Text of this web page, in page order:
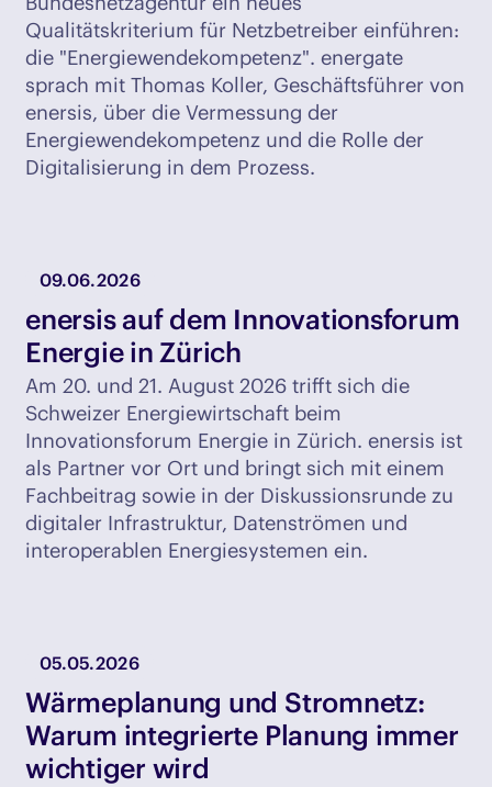
Qualitätskriterium für Netzbetreiber einführen:
die "Energiewendekompetenz". energate
sprach mit Thomas Koller, Geschäftsführer von
enersis, über die Vermessung der
Energiewendekompetenz und die Rolle der
Digitalisierung in dem Prozess.
09.06.2026
enersis auf dem Innovationsforum
Energie in Zürich
Am 20. und 21. August 2026 trifft sich die
Schweizer Energiewirtschaft beim
Innovationsforum Energie in Zürich. enersis ist
als Partner vor Ort und bringt sich mit einem
Fachbeitrag sowie in der Diskussionsrunde zu
digitaler Infrastruktur, Datenströmen und
interoperablen Energiesystemen ein.
05.05.2026
Wärmeplanung und Stromnetz:
Warum integrierte Planung immer
wichtiger wird